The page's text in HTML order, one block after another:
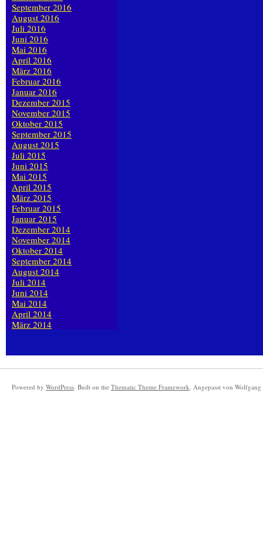
September 2016
August 2016
Juli 2016
Juni 2016
Mai 2016
April 2016
März 2016
Februar 2016
Januar 2016
Dezember 2015
November 2015
Oktober 2015
September 2015
August 2015
Juli 2015
Juni 2015
Mai 2015
April 2015
März 2015
Februar 2015
Januar 2015
Dezember 2014
November 2014
Oktober 2014
September 2014
August 2014
Juli 2014
Juni 2014
Mai 2014
April 2014
März 2014
Powered by WordPress. Built on the Thematic Theme Framework. Angepasst von